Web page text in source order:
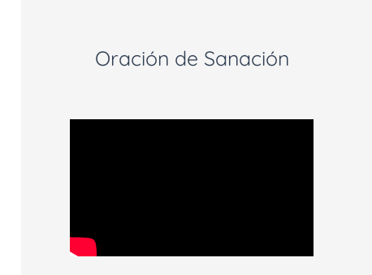
Oración de Sanación